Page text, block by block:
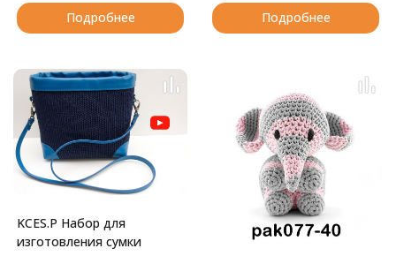
Подробнее Подробнее
KCES.P Набор для
изготовления сумки